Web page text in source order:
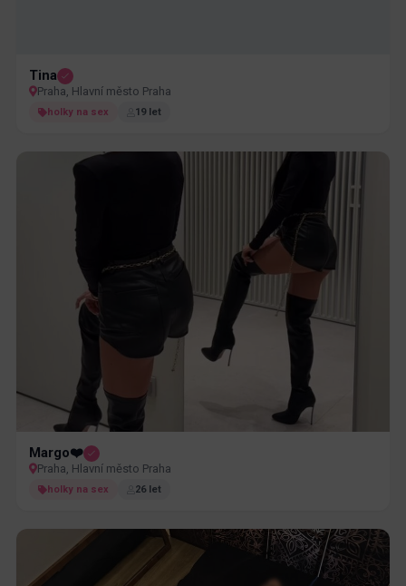
Tina
Praha, Hlavní město Praha
holky na sex 19 let
Margo❤️
Praha, Hlavní město Praha
holky na sex 26 let